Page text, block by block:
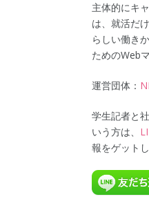
主体的にキ
は、就活だ
らしい働き
ためのWeb
運営団体：
学生記者と
いう方は、
報をゲット